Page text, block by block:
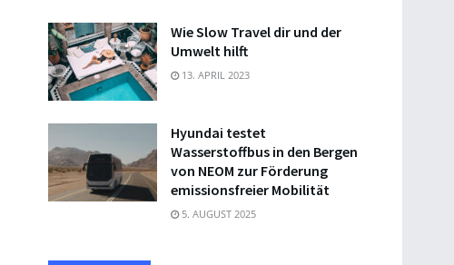
Wie Slow Travel dir und der
Umwelt hilft
13. APRIL 2023
Hyundai testet
Wasserstoffbus in den Bergen
von NEOM zur Förderung
emissionsfreier Mobilität
5. AUGUST 2025